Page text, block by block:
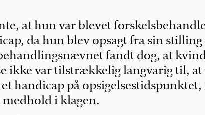
at hun var blevet
da hun blev opsagt fra sin
fandt dog, at
ikke var tilstrækkelig langvarig til, at
handicap på
i klagen.